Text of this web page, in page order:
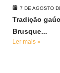
7 DE AGOSTO
Tradição
Brusque...
Ler mais »